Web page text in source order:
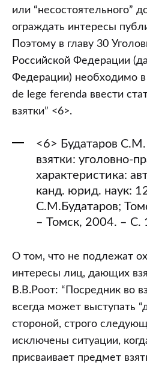
или “несостоятельного”
ограждать интересы
Поэтому в главу 30
Российской Федерации
Федерации) необходимо в
de lege ferenda ввести
взятки” <6>.
<6> Будатаров
взятки: уголовно-
характеристика:
канд. юрид. наук:
С.М.Будатаров;
– Томск, 2004. – С.
О том, что не подлежат
интересы лиц, дающих
В.В.Роот: “Посредник во
всегда может выступать
стороной, строго
исключены ситуации,
присваивает предмет